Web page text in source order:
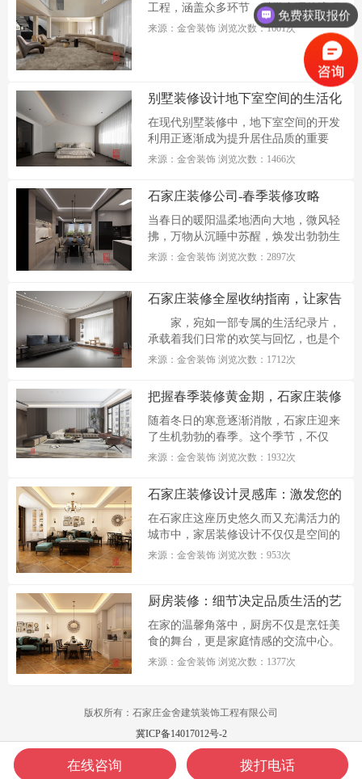
工程，涵盖众多环节，科学合理的流程
规...
来源：金舍装饰 浏览次数：1601次
别墅装修设计地下室空间的生活化
设计探索
在现代别墅装修中，地下室空间的开发
利用正逐渐成为提升居住品质的重要
课...
来源：金舍装饰 浏览次数：1466次
石家庄装修公司-春季装修攻略
当春日的暖阳温柔地洒向大地，微风轻
拂，万物从沉睡中苏醒，焕发出勃勃生
机...
来源：金舍装饰 浏览次数：2897次
石家庄装修全屋收纳指南，让家告
别杂乱
家，宛如一部专属的生活纪录片，
承载着我们日常的欢笑与回忆，也是个
人品味的...
来源：金舍装饰 浏览次数：1712次
把握春季装修黄金期，石家庄装修
升级攻略
随着冬日的寒意逐渐消散，石家庄迎来
了生机勃勃的春季。这个季节，不仅
万...
来源：金舍装饰 浏览次数：1932次
石家庄装修设计灵感库：激发您的
家居创意
在石家庄这座历史悠久而又充满活力的
城市中，家居装修设计不仅仅是空间的
改...
来源：金舍装饰 浏览次数：953次
厨房装修：细节决定品质生活的艺
术
在家的温馨角落中，厨房不仅是烹饪美
食的舞台，更是家庭情感的交流中心。
一...
来源：金舍装饰 浏览次数：1377次
版权所有：石家庄金舍建筑装饰工程有限公司
冀ICP备14017012号-2
电话咨询 在线咨询
免费获取报价
在线咨询 拨打电话